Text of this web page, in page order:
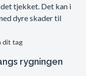
tjekket. Det kan i
dyre skader til
dit tag
rygningen